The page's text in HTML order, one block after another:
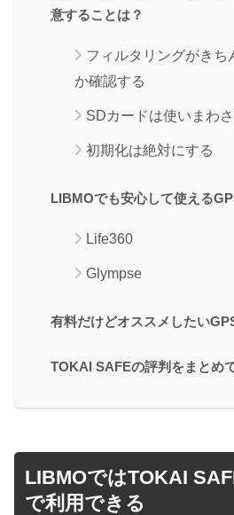
意することは？
フィルタリングがきち
か確認する
SDカードは使いまわ
初期化は絶対にする
LIBMOでも安心して使える
Life360
Glympse
有料だけどオススメしたい
TOKAI SAFEの評判をまとめ
LIBMOではTOKAI
で利用できる